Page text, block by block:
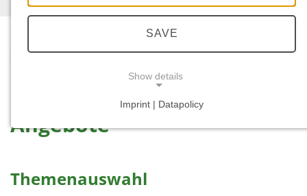
STARTSEITE
...
Angebote
Themenauswahl
SAVE
Show details
Imprint | Datapolicy